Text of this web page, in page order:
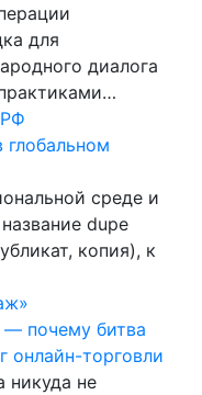
для
диалога
глобальном
среде и
dupe
копия), к
почему битва
онлайн-торговли
никуда не